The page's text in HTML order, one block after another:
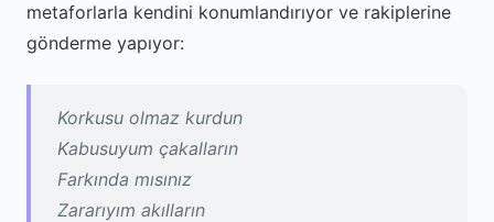
metaforlarla kendini konumlandırıyor ve rakiplerine
gönderme yapıyor:
Korkusu olmaz kurdun
Kabusuyum çakalların
Farkında mısınız
Zararıyım akılların